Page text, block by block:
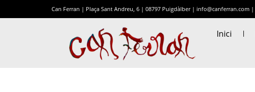
Can Ferran | Plaça Sant Andreu, 6 | 08797 Puigdàlber | info@canferran.com |
Inici